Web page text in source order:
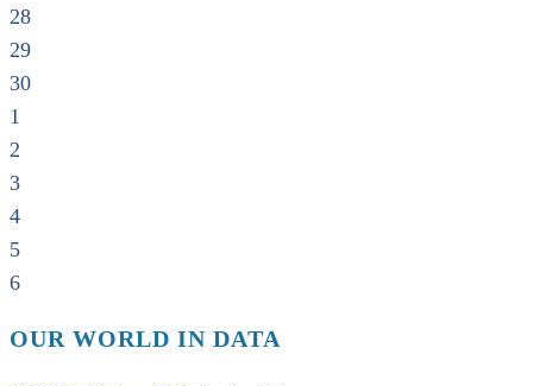
28
29
30
1
2
3
4
5
6
OUR WORLD IN DATA